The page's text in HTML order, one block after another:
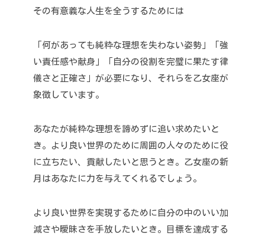
その有意義な人生を全うするためには
「何があっても純粋な理想を失わない姿勢」
「強
い責任感や献身」
「自分の役割を完璧に果たす律
儀さと正確さ」が必要になり、それらを乙女座が
象徴しています。
あなたが純粋な理想を諦めずに追い求めたいと
き。
より良い世界のために周囲の人々のために役
に立ちたい、貢献したいと思うとき。 乙女座の新
月はあなたに力を与えてくれるでしょう。
より良い世界を実現するために自分の中のいい加
減さや曖昧さを手放したいとき。
目標を達成する